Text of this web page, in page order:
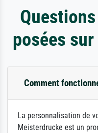
posées
Comment
La personnalisation de
Meisterdrucke est un